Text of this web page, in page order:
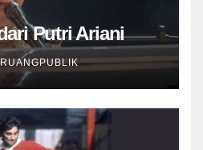
Putri Ariani
RUANGPUBLIK